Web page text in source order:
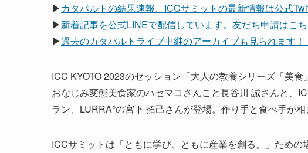
▶ カタパルトの結果速報、ICCサミットの最新情報は公式
▶新着記事を公式LINEで配信しています。友だち申請はこち
▶過去のカタパルトライブ中継のアーカイブも見られます
ICC KYOTO 2023のセッション「大人の教養シリーズ「美
おなじみ変態美食家のハセマコさんこと長谷川 誠さんと、
ラン、LURRA°の宮下 拓己さんが登場。作り手と食べ手が
ICCサミットは「ともに学び、ともに産業を創る。」ため